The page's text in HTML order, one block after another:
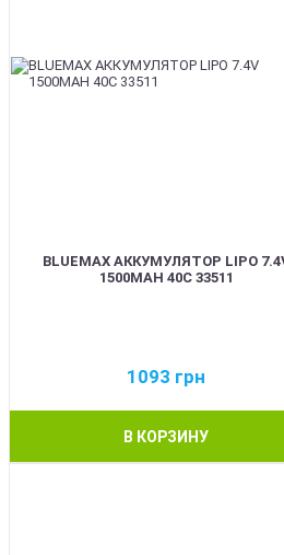
BLUEMAX АККУМУЛЯТОР LIPO
1500MAH 40C 33511
1093 грн
В КОРЗИНУ